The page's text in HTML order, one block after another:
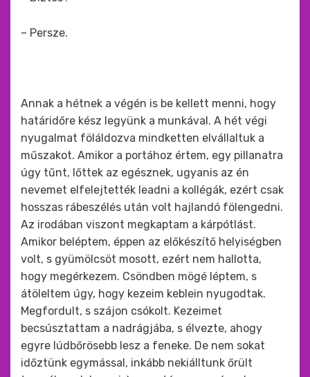
– Persze.
Annak a hétnek a végén is be kellett menni, hogy
határidőre kész legyünk a munkával. A hét végi
nyugalmat föláldozva mindketten elvállaltuk a
műszakot. Amikor a portához értem, egy pillanatra
úgy tűnt, lőttek az egésznek, ugyanis az én
nevemet elfelejtették leadni a kollégák, ezért csak
hosszas rábeszélés után volt hajlandó fölengedni.
Az irodában viszont megkaptam a kárpótlást.
Amikor beléptem, éppen az előkészítő helyiségben
volt, s gyümölcsöt mosott, ezért nem hallotta,
hogy megérkezem. Csöndben mögé léptem, s
átöleltem úgy, hogy kezeim keblein nyugodtak.
Megfordult, s szájon csókolt. Kezeimet
becsúsztattam a nadrágjába, s élvezte, ahogy
egyre lúdbőrösebb lesz a feneke. De nem sokat
időztünk egymással, inkább nekiálltunk őrült